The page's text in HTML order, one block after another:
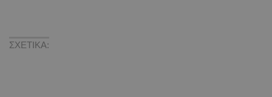
ΣΧΕΤΙΚΑ: